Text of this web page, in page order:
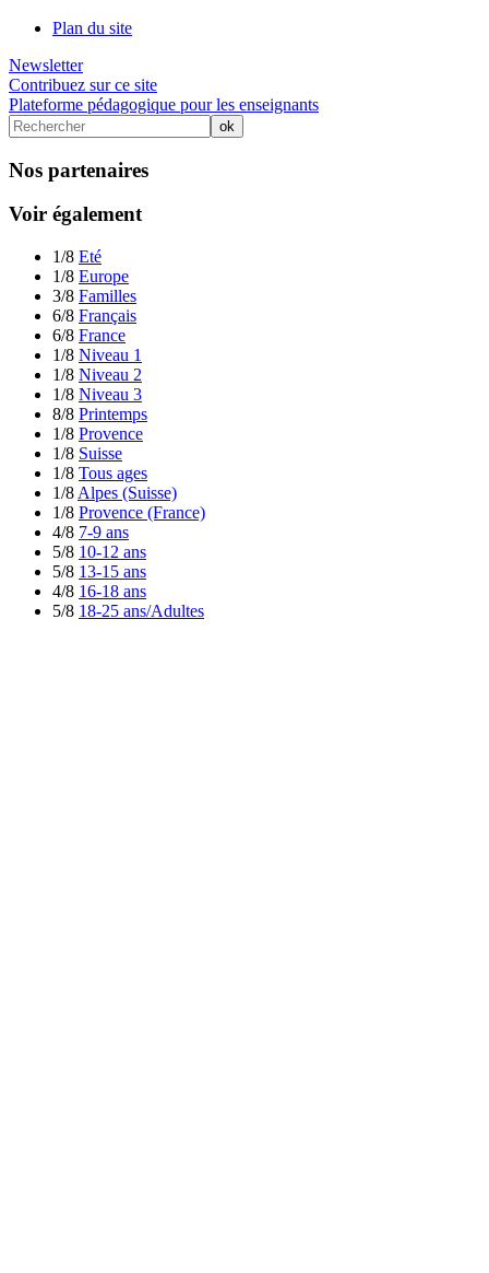
Plan du site
Newsletter
Contribuez sur ce site
Plateforme pédagogique pour les enseignants
Nos partenaires
Voir également
1/8 Eté
1/8 Europe
3/8 Familles
6/8 Français
6/8 France
1/8 Niveau 1
1/8 Niveau 2
1/8 Niveau 3
8/8 Printemps
1/8 Provence
1/8 Suisse
1/8 Tous ages
1/8 Alpes (Suisse)
1/8 Provence (France)
4/8 7-9 ans
5/8 10-12 ans
5/8 13-15 ans
4/8 16-18 ans
5/8 18-25 ans/Adultes